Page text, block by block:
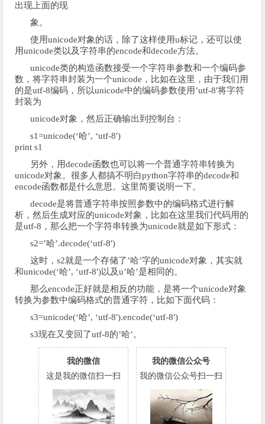
出现上面的现
象。
使用unicode对象的话，除了这样使用u标记，还可以使
用unicode类以及字符串的encode和decode方法。
unicode类的构造函数接受一个字符串参数和一个编码参
数，将字符串封装为一个unicode，比如在这里，由于我们用
的是utf-8编码，所以unicode中的编码参数使用’utf-8′将字符
封装为
unicode对象，然后正确输出到控制台：
s1=unicode(‘哈’, ‘utf-8′)
print s1
另外，用decode函数也可以将一个普通字符串转换为
unicode对象。很多人都搞不明白python字符串的decode和
encode函数都是什么意思。这里简要说明一下。
decode是将普通字符串按照参数中的编码格式进行解
析，然后生成对应的unicode对象，比如在这里我们代码用的
是utf-8，那么把一个字符串转换为unicode就是如下形式：
s2=’哈’.decode(‘utf-8′)
这时，s2就是一个存储了’哈’字的unicode对象，其实就
和unicode(‘哈’, ‘utf-8′)以及u’哈’是相同的。
那么encode正好就是相反的功能，是将一个unicode对象
转换为参数中编码格式的普通字符，比如下面代码：
s3=unicode(‘哈’, ‘utf-8′).encode(‘utf-8′)
s3现在又变回了utf-8的’哈’。
我的微信
这是我的微信扫一扫
我的微信公众号
我的微信公众号扫一扫